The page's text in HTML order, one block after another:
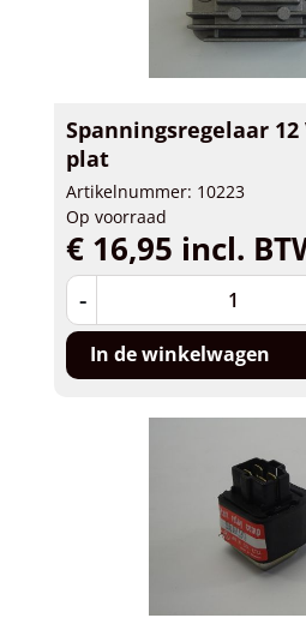
Spanningsregelaar 12
plat
Artikelnummer: 10223
Op voorraad
€ 16,95 incl.
-
In de winkelwagen